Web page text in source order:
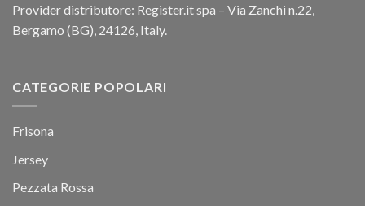
Provider distributore: Register.it spa – Via Zanchi n.22,
Bergamo (BG), 24126, Italy.
CATEGORIE POPOLARI
Frisona
Jersey
Pezzata Rossa